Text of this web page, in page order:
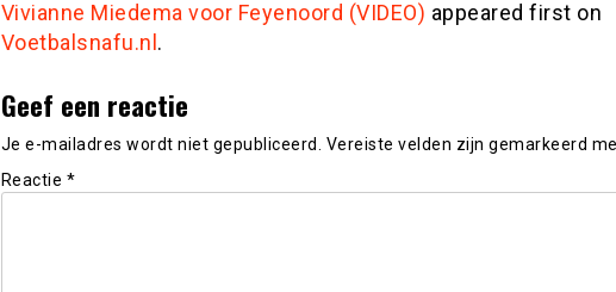
Vivianne Miedema voor Feyenoord (VIDEO) appeared first on
Voetbalsnafu.nl.
Geef een reactie
Je e-mailadres wordt niet gepubliceerd.
Vereiste velden zijn gemarkeerd
Reactie *